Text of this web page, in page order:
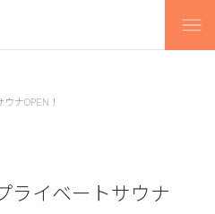
ナOPEN！
ライベートサウナ